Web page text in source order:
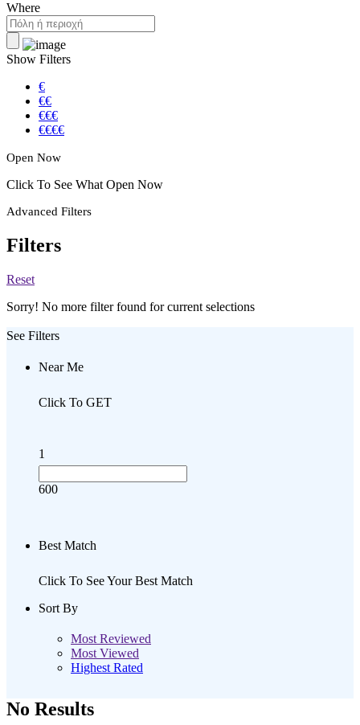
Where
Show Filters
€
€€
€€€
€€€€
Open Now
Click To See What Open Now
Advanced Filters
Filters
Reset
Sorry! No more filter found for current selections
See Filters
Near Me
Click To GET
1
600
Best Match
Click To See Your Best Match
Sort By
Most Reviewed
Most Viewed
Highest Rated
No Results